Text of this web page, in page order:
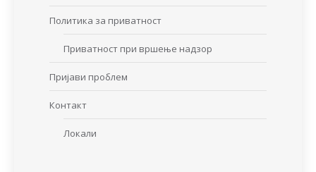
Политика за приватност
Приватност при вршење надзор
Пријави проблем
Контакт
Локали